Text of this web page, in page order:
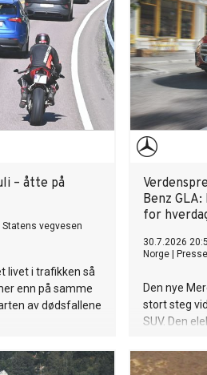
eller
– åtte på
Statens vegvesen
livet i trafikken så
enn på samme
av dødsfallene
Benz
for
30.7.2026
Norge
Den nye
stort steg
SUV. Den
en ny
det i